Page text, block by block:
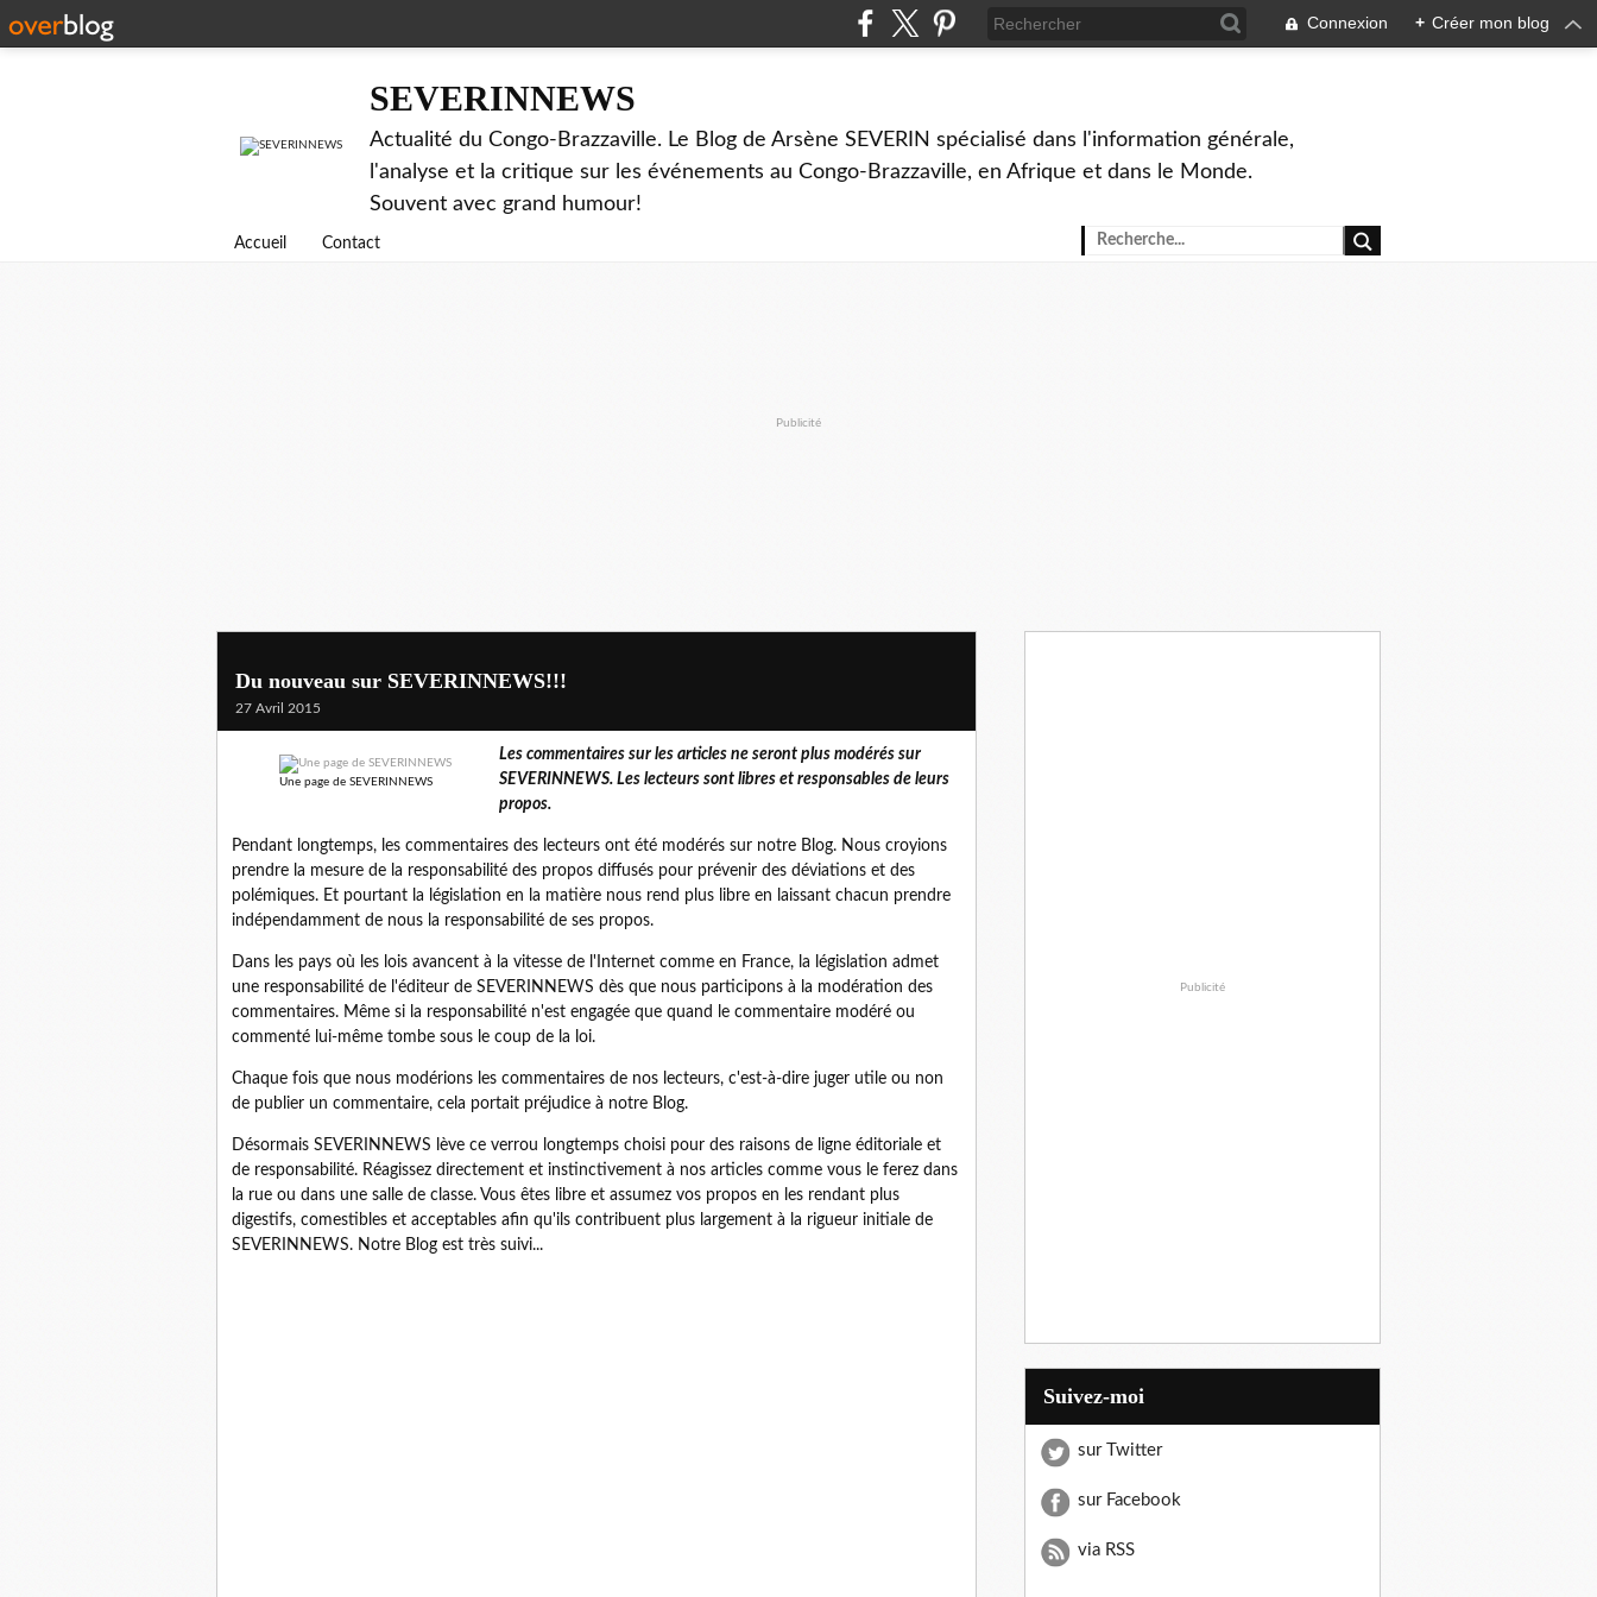
Connexion + Créer mon blog
SEVERINNEWS
Actualité du Congo-Brazzaville. Le Blog de Arsène SEVERIN spécialisé dans l'information générale,
l'analyse et la critique sur les événements au Congo-Brazzaville, en Afrique et dans le Monde.
Souvent avec grand humour!
Accueil Contact
Publicité
Du nouveau sur SEVERINNEWS!!!
27 Avril 2015
Une page de SEVERINNEWS
Les commentaires sur les articles ne seront plus modérés sur
SEVERINNEWS. Les lecteurs sont libres et responsables de leurs
propos.
Pendant longtemps, les commentaires des lecteurs ont été modérés sur notre Blog. Nous croyions
prendre la mesure de la responsabilité des propos diffusés pour prévenir des déviations et des
polémiques. Et pourtant la législation en la matière nous rend plus libre en laissant chacun prendre
indépendamment de nous la responsabilité de ses propos.
Dans les pays où les lois avancent à la vitesse de l'Internet comme en France, la législation admet
une responsabilité de l'éditeur de SEVERINNEWS dès que nous participons à la modération des
commentaires. Même si la responsabilité n'est engagée que quand le commentaire modéré ou
commenté lui-même tombe sous le coup de la loi.
Chaque fois que nous modérions les commentaires de nos lecteurs, c'est-à-dire juger utile ou non
de publier un commentaire, cela portait préjudice à notre Blog.
Désormais SEVERINNEWS lève ce verrou longtemps choisi pour des raisons de ligne éditoriale et
de responsabilité. Réagissez directement et instinctivement à nos articles comme vous le ferez dans
la rue ou dans une salle de classe. Vous êtes libre et assumez vos propos en les rendant plus
digestifs, comestibles et acceptables afin qu'ils contribuent plus largement à la rigueur initiale de
SEVERINNEWS. Notre Blog est très suivi...
Publicité
Suivez-moi
sur Twitter
sur Facebook
via RSS